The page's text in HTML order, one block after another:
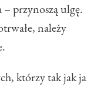
przynoszą ulgę.
należy
którzy tak jak ja